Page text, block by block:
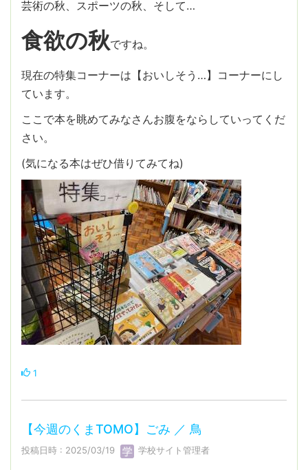
芸術の秋、スポーツの秋、そして…
食欲の秋ですね。
現在の特集コーナーは【おいしそう…】コーナーにし
ています。
ここで本を眺めてみなさんお腹をならしていってくだ
さい。
(気になる本はぜひ借りてみてね)
1
【今週のくまTOMO】ごみ ／ 鳥
投稿日時 : 2025/03/19 学校サイト管理者